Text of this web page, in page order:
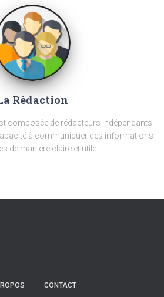
Rédaction
composée de rédacteurs indépendants
à communiquer des informations
de manière claire et utile.
CONTACT